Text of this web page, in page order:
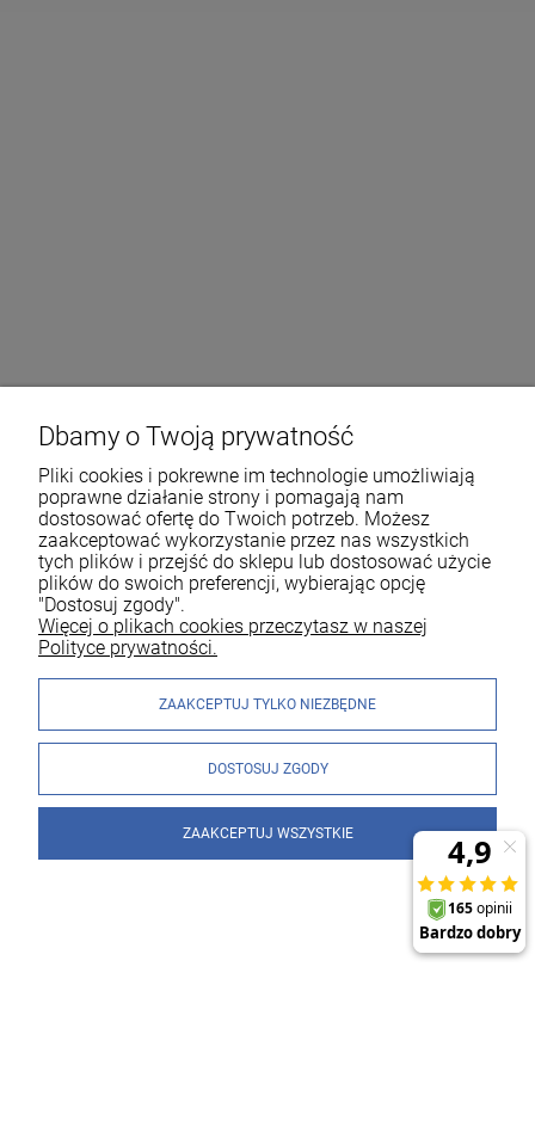
Dbamy o Twoją prywatność
Pliki cookies i pokrewne im technologie umożliwiają
poprawne działanie strony i pomagają nam
dostosować ofertę do Twoich potrzeb. Możesz
zaakceptować wykorzystanie przez nas wszystkich
tych plików i przejść do sklepu lub dostosować użycie
plików do swoich preferencji, wybierając opcję
"Dostosuj zgody".
Więcej o plikach cookies przeczytasz w naszej
Polityce prywatności.
ZAAKCEPTUJ TYLKO NIEZBĘDNE
DOSTOSUJ ZGODY
ZAAKCEPTUJ WSZYSTKIE